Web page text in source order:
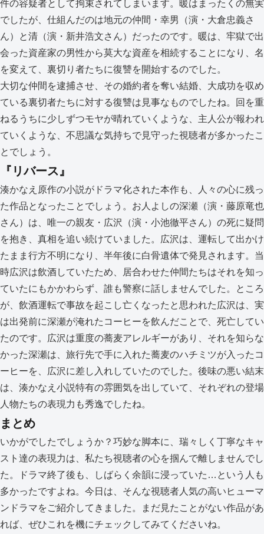
件の容疑者として拘束されてしまいます。暖はまったくの無実
でしたが、仕組んだのは地元の仲間・幸男（演・大倉忠義さ
ん）と清（演・新井浩文さん）だったのです。暖は、牢獄で出
会った資産家の男性から莫大な資産を相続することになり、名
を変えて、裏切り者たちに復讐を開始するのでした。
大切な仲間を逮捕させ、その婚約者を奪い結婚、大成功を収め
ている裏切者たちに対する復讐は見事なものでしたね。回を重
ねるうちに少しずつモヤが晴れていくような、主人公が報われ
ていくような、不思議な気持ちで見守った視聴者が多かったこ
とでしょう。
『リバース』
湊かなえ原作の小説がドラマ化された本作も、人々の心に残っ
た作品となったことでしょう。お人よしの深瀬（演・藤原竜也
さん）は、唯一の親友・広沢（演・小池徹平さん）の死に疑問
を抱き、真相を追い続けていました。広沢は、運転して出かけ
たまま行方不明になり、半年後に白骨遺体で発見されます。当
時広沢は飲酒していたため、居合わせた仲間たちはそれを知っ
ていたにもかかわらず、誰も警察に話しませんでした。ところ
が、飲酒運転で事故を起こし亡くなったと思われた広沢は、実
は出発前に深瀬が淹れたコーヒーを飲んだことで、死亡してい
たのです。広沢は重度の蕎麦アレルギーがあり、それを知らな
かった深瀬は、旅行先で手に入れた蕎麦のハチミツが入ったコ
ーヒーを、広沢に差し入れしていたのでした。後味の悪い結末
は、湊かなえ小説特有の雰囲気を出していて、それぞれの登場
人物たちの表現力も秀逸でしたね。
まとめ
いかがでしたでしょうか？巧妙な脚本に、瑞々しく丁寧なキャ
スト達の表現力は、私たち視聴者の心を掴んで離しませんでし
た。ドラマ終了後も、しばらく余韻に浸っていた…という人も
多かったですよね。今日は、そんな視聴者人気の高いヒューマ
ンドラマをご紹介してきました。まだ見たことがない作品があ
れば、ぜひこれを機にチェックしてみてくださいね。